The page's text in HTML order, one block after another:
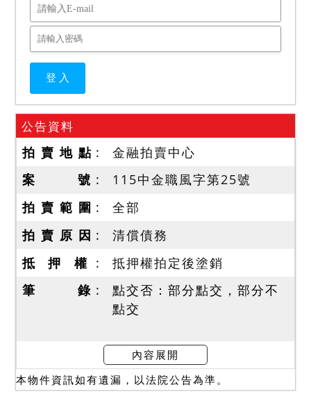
公告資料
拍 賣 地 點
金融拍賣中心
案 號
115中金職風字第25號
拍 賣 範 圍
全部
拍 賣 原 因
清償債務
抵 押 權
抵押權拍定後塗銷
筆 錄
點交否：部分點交，部分不
點交
使用情形
一、查封之１３３４６建號
建物據管理人表示，查封房
內容展開
本物件資訊如有遺漏，以法院公告為準。